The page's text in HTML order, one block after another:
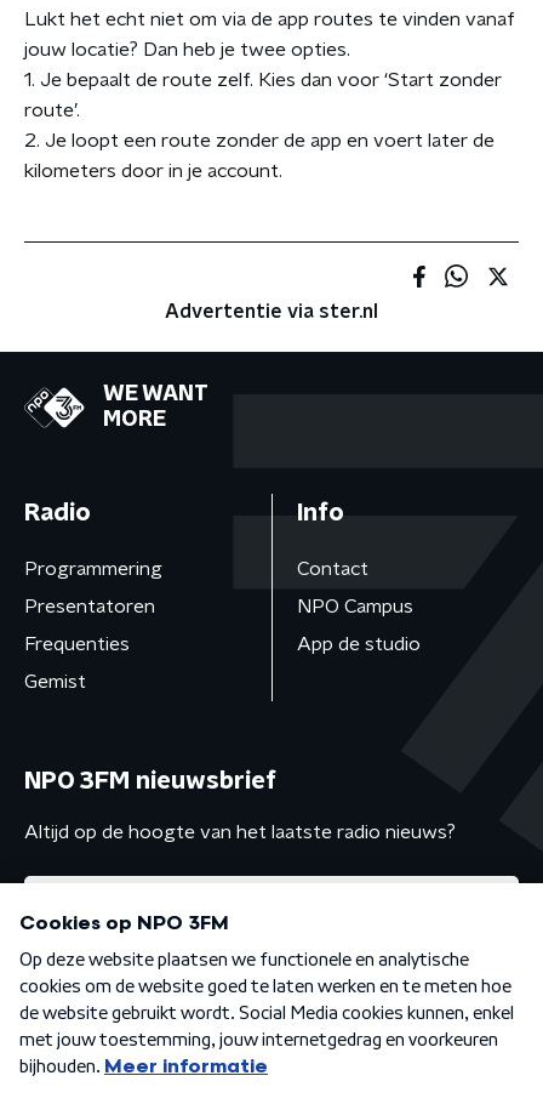
Lukt het echt niet om via de app routes te vinden vanaf
jouw locatie? Dan heb je twee opties.
1. Je bepaalt de route zelf. Kies dan voor ‘Start zonder
route’.
2. Je loopt een route zonder de app en voert later de
kilometers door in je account.
Advertentie via ster.nl
WE WANT
MORE
Radio
Programmering
Presentatoren
Frequenties
Gemist
Info
Contact
NPO Campus
App de studio
NPO 3FM nieuwsbrief
Altijd op de hoogte van het laatste radio nieuws?
Algemene voorwaarden Privacybeleid